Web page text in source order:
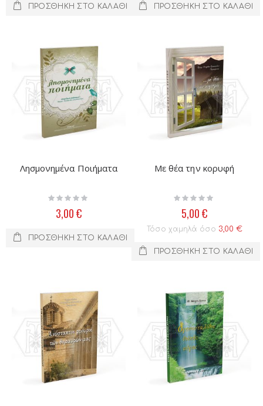
ΠΡΟΣΘΉΚΗ ΣΤΟ ΚΑΛΆΘΙ ΠΡΟΣΘΉΚΗ ΣΤΟ ΚΑΛΆΘΙ
Λησμονημένα Ποιήματα
Rating:
3,00 €
ΠΡΟΣΘΉΚΗ ΣΤΟ ΚΑΛΆΘΙ
Με θέα την κορυφή
Rating:
5,00 €
Τόσο χαμηλά όσο 3,00 €
ΠΡΟΣΘΉΚΗ ΣΤΟ ΚΑΛΆΘΙ